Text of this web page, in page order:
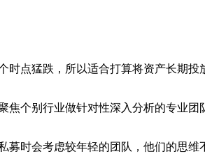
时点猛跌，所以适合打算将资产长期投
焦个别行业做针对性深入分析的专业团
募时会考虑较年轻的团队，他们的思维